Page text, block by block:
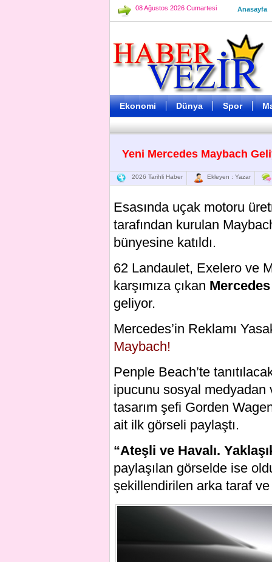
08 Ağustos 2026 Cumartesi Anasayfa
Ekonomi Dünya Spor
Yeni Mercedes Maybach
2026 Tarihli Haber Ekleyen : Yazar
Esasında uçak motoru
tarafından kurulan
bünyesine katıldı.
62 Landaulet, Exelero ve
karşımıza çıkan
geliyor.
Mercedes’in Reklamı
Maybach!
Penple Beach’te
ipucunu sosyal medyadan
tasarım şefi Gorden
ait ilk görseli paylaştı.
“Ateşli ve Havalı.
paylaşılan görselde ise
şekillendirilen arka taraf